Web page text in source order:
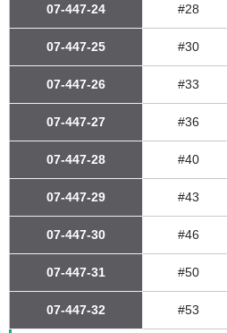
07-447-24 #28
07-447-25 #30
07-447-26 #33
07-447-27 #36
07-447-28 #40
07-447-29 #43
07-447-30 #46
07-447-31 #50
07-447-32 #53